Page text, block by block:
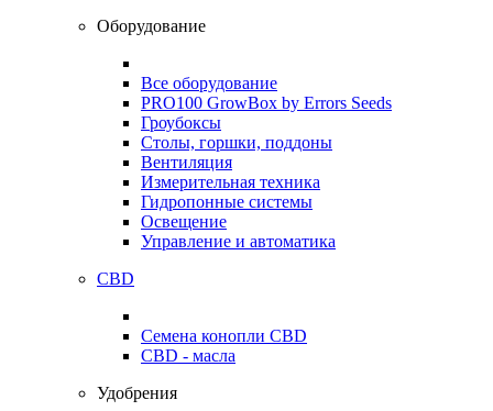
Оборудование
Все оборудование
PRO100 GrowBox by Errors Seeds
Гроубоксы
Столы, горшки, поддоны
Вентиляция
Измерительная техника
Гидропонные системы
Освещение
Управление и автоматика
CBD
Семена конопли CBD
CBD - масла
Удобрения